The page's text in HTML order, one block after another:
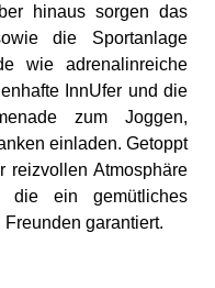
hinaus sorgen das
die Sportanlage
wie adrenalinreiche
InnUfer und die
zum Joggen,
einladen. Getoppt
reizvollen Atmosphäre
die ein gemütliches
garantiert.